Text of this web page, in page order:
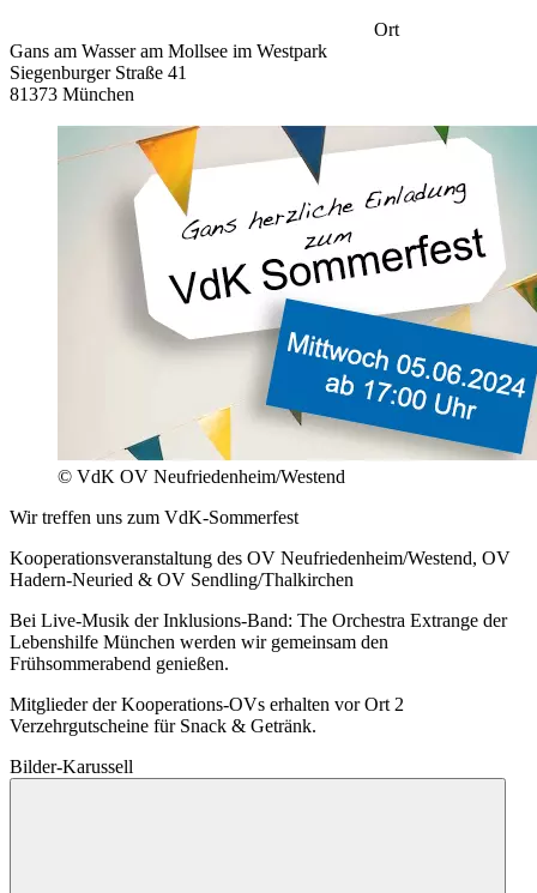
Ort
Gans am Wasser am Mollsee im Westpark
Siegenburger Straße 41
81373 München
© VdK OV Neufriedenheim/Westend
Wir treffen uns zum VdK-Sommerfest
Kooperationsveranstaltung des OV Neufriedenheim/Westend, OV
Hadern-Neuried & OV Sendling/Thalkirchen
Bei Live-Musik der Inklusions-Band: The Orchestra Extrange der
Lebenshilfe München werden wir gemeinsam den
Frühsommerabend genießen.
Mitglieder der Kooperations-OVs erhalten vor Ort 2
Verzehrgutscheine für Snack & Getränk.
Bilder-Karussell